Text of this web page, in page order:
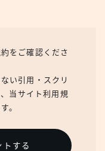
をご確認くださ
い引用・スクリ
当サイト利用規
。
する